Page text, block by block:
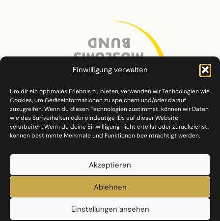
Einwilligung verwalten
Um dir ein optimales Erlebnis zu bieten, verwenden wir Technologien wie
Cookies, um Geräteinformationen zu speichern und/oder darauf
zuzugreifen. Wenn du diesen Technologien zustimmst, können wir Daten
wie das Surfverhalten oder eindeutige IDs auf dieser Website
verarbeiten. Wenn du deine Einwilligung nicht erteilst oder zurückziehst,
können bestimmte Merkmale und Funktionen beeinträchtigt werden.
Akzeptieren
Ablehnen
Einstellungen ansehen